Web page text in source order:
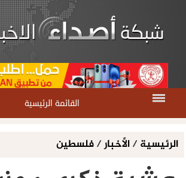
القائمة الرئيسية
الرئيسية/الأخبار/فلسطين